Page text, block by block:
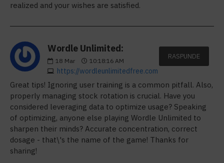
realized and your wishes are satisfied.
Wordle Unlimited:
18 Mar 10:18:16 AM
https://wordleunlimitedfree.com
RASPUNDE
Great tips! Ignoring user training is a common pitfall. Also,
properly managing stock rotation is crucial. Have you
considered leveraging data to optimize usage? Speaking
of optimizing, anyone else playing Wordle Unlimited to
sharpen their minds? Accurate concentration, correct
dosage - that\'s the name of the game! Thanks for
sharing!